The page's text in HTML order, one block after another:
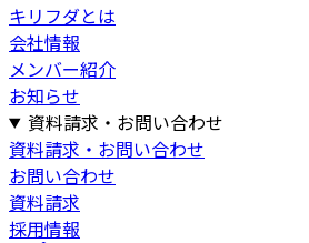
キリフダとは
会社情報
メンバー紹介
お知らせ
資料請求・お問い合わせ
資料請求・お問い合わせ
お問い合わせ
資料請求
採用情報